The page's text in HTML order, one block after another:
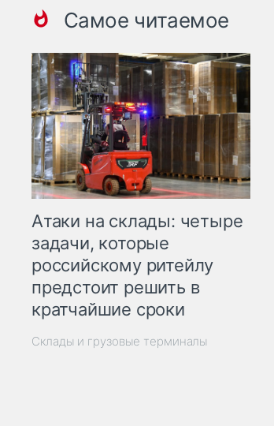
Самое читаемое
Атаки на склады: четыре
задачи, которые
российскому ритейлу
предстоит решить в
кратчайшие сроки
Склады и грузовые терминалы